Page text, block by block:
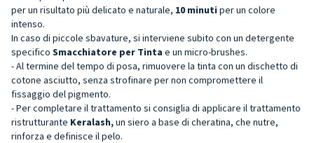
per un risultato più delicato e naturale, 10 minuti per un colore
intenso.
In caso di piccole sbavature, si interviene subito con un detergente
specifico Smacchiatore per Tinta e un micro-brushes.
- Al termine del tempo di posa, rimuovere la tinta con un dischetto di
cotone asciutto, senza strofinare per non compromettere il
fissaggio del pigmento.
- Per completare il trattamento si consiglia di applicare il trattamento
ristrutturante Keralash,un siero a base di cheratina, che nutre,
rinforza e definisce il pelo.